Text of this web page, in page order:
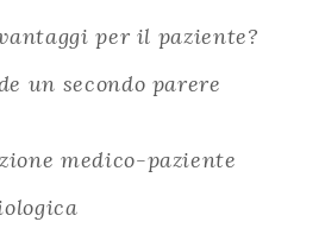
per il paziente?
un secondo parere
medico-paziente